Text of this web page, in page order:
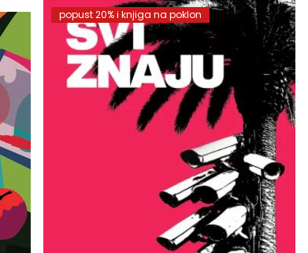
popust 20% i knjiga na poklon